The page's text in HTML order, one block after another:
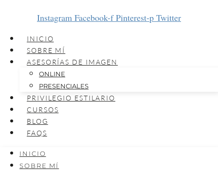
Instagram Facebook-f Pinterest-p Twitter
INICIO
SOBRE MÍ
ASESORÍAS DE IMAGEN
ONLINE
PRESENCIALES
PRIVILEGIO ESTILARIO
CURSOS
BLOG
FAQS
INICIO
SOBRE MÍ